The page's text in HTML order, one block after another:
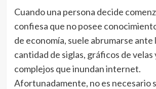
Cuando una persona decide
confiesa que no posee
de economía, suele abrumarse ante
cantidad de siglas, gráficos de
complejos que inundan internet.
Afortunadamente, no es necesario